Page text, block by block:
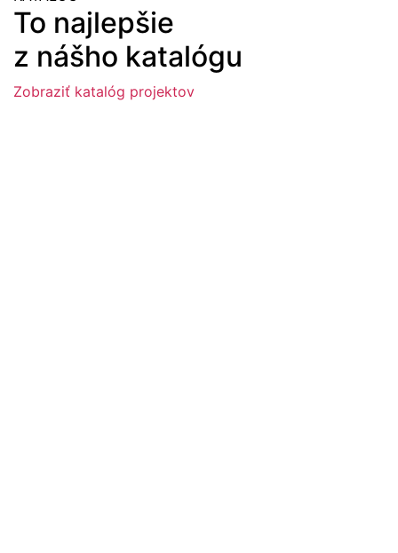
To najlepšie
z nášho katalógu
Zobraziť katalóg projektov